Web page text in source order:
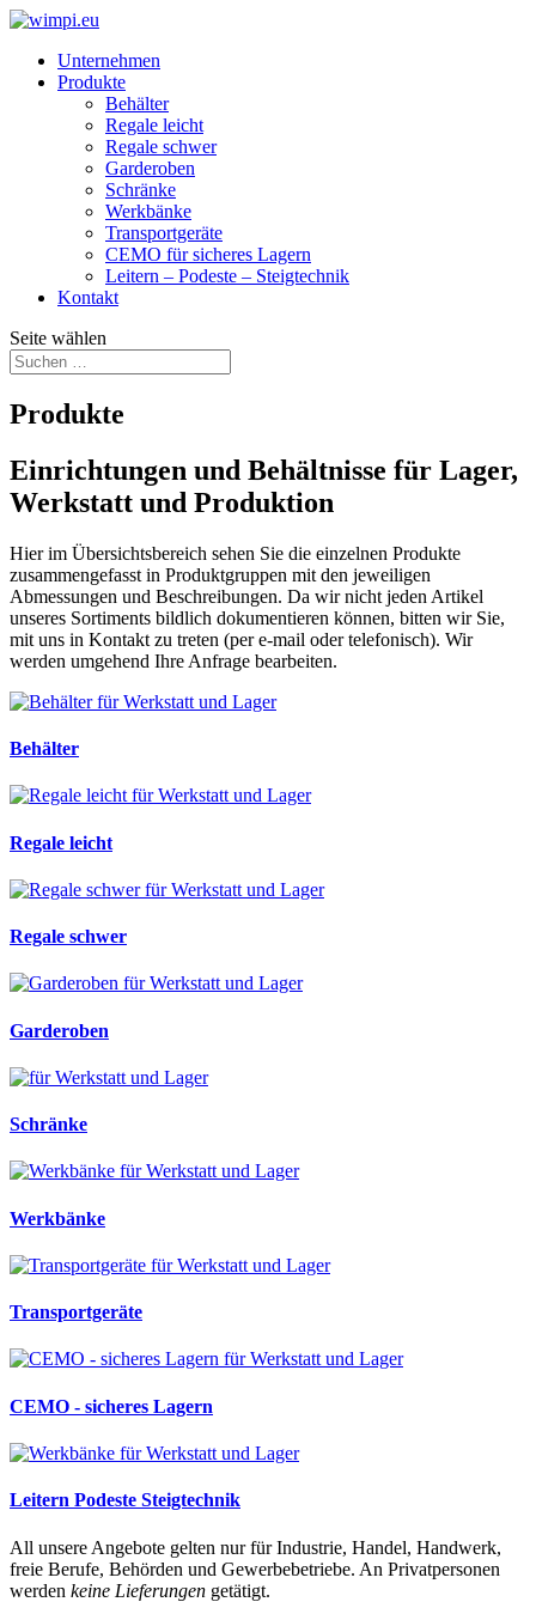
Unternehmen
Produkte
Behälter
Regale leicht
Regale schwer
Garderoben
Schränke
Werkbänke
Transport­geräte
CEMO für sicheres Lagern
Leitern – Podeste – Steigtechnik
Kontakt
Seite wählen
Produkte
Einrichtungen und Behältnisse für Lager,
Werkstatt und Produktion
Hier im Übersichtsbereich sehen Sie die einzelnen Produkte
zusammengefasst in Produktgruppen mit den jeweiligen
Abmessungen und Beschreibungen. Da wir nicht jeden Artikel
unseres Sortiments bildlich dokumentieren können, bitten wir Sie,
mit uns in Kontakt zu treten (per e-mail oder telefonisch). Wir
werden umgehend Ihre Anfrage bearbeiten.
Behälter
Regale leicht
Regale schwer
Garderoben
Schränke
Werkbänke
Transportgeräte
CEMO - sicheres Lagern
Leitern Podeste Steigtechnik
All unsere Angebote gelten nur für Industrie, Handel, Handwerk,
freie Berufe, Behörden und Gewerbebetriebe. An Privatpersonen
werden keine Lieferungen getätigt.